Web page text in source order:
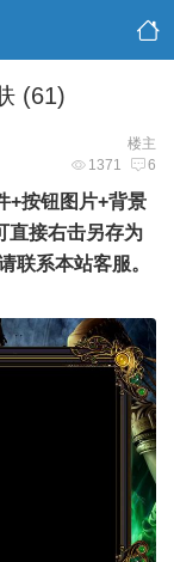
(61)
楼主
1371 6
+按钮图片+背景
直接右击另存为
联系本站客服。